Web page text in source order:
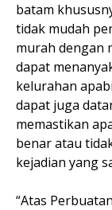
batam
tidak mudah
murah dengan
dapat
kelurahan
dapat juga
memastikan
benar atau
kejadian yang
“Atas